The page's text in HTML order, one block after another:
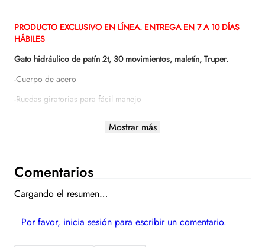
PRODUCTO EXCLUSIVO EN LÍNEA. ENTREGA EN 7 A 10 DÍAS
HÁBILES
Gato hidráulico de patín 2t, 30 movimientos, maletín, Truper.
-Cuerpo de acero
-Ruedas giratorias para fácil manejo
-Válvula de seguridad que evita la sobrecarga
MODELO: GAPA-2EM
ESPECIFICACIONES:
Altura máxima: 32 cm (12 1/2)
Mostrar más
Comentarios
Cargando el resumen…
Por favor, inicia sesión para escribir un comentario.